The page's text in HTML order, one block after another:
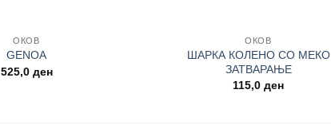
ОКОВ
GENOA
525,0 ден
ОКОВ
ШАРКА КОЛЕНО СО МЕКО
ЗАТВАРАЊЕ
115,0 ден